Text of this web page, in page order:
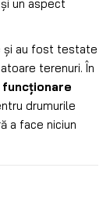
un aspect
și au fost testate
terenuri. În
funcționare
drumurile
a face niciun